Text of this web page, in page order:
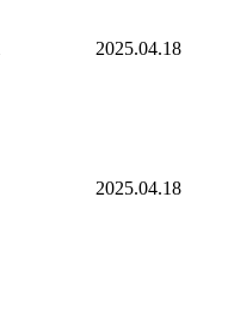
2025.04.18
2025.04.18